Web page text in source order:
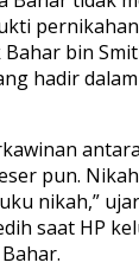
bin
hadir
pun.
nikah,”
saat HP